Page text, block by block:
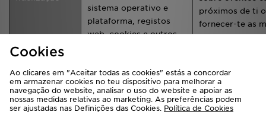
sistema operativo e
plataforma, registos
web, cookies e outros
acedes Quais os
produtos que visualizas
O teu nome, data de
próximos de ti
fornecer-te as
opções de
apresentado da
mais eficaz
Para enviar e
Cookies
Ao clicares em "Aceitar todas as cookies" estás a concordar
em armazenar cookies no teu dispositivo para melhorar a
navegação do website, analisar o uso do website e apoiar as
nossas medidas relativas ao marketing. As preferências podem
ser ajustadas nas Definições das Cookies. Política de Cookies